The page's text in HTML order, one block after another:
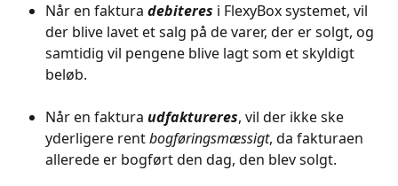
Når en faktura debiteres i FlexyBox systemet, vil
der blive lavet et salg på de varer, der er solgt, og
samtidig vil pengene blive lagt som et skyldigt
beløb.
Når en faktura udfaktureres, vil der ikke ske
yderligere rent bogføringsmæssigt, da fakturaen
allerede er bogført den dag, den blev solgt.